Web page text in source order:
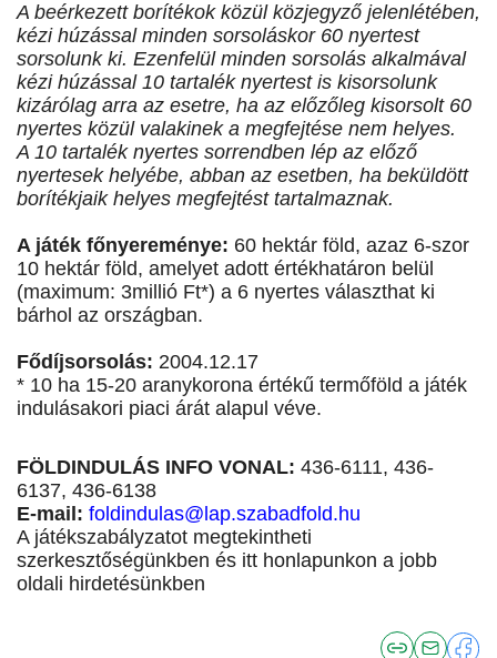
A beérkezett borítékok közül közjegyző jelenlétében,
kézi húzással minden sorsoláskor 60 nyertest
sorsolunk ki. Ezenfelül minden sorsolás alkalmával
kézi húzással 10 tartalék nyertest is kisorsolunk
kizárólag arra az esetre, ha az előzőleg kisorsolt 60
nyertes közül valakinek a megfejtése nem helyes.
A 10 tartalék nyertes sorrendben lép az előző
nyertesek helyébe, abban az esetben, ha beküldött
borítékjaik helyes megfejtést tartalmaznak.
A játék főnyereménye: 60 hektár föld, azaz 6-szor
10 hektár föld, amelyet adott értékhatáron belül
(maximum: 3millió Ft*) a 6 nyertes választhat ki
bárhol az országban.
Fődíjsorsolás: 2004.12.17
* 10 ha 15-20 aranykorona értékű termőföld a játék
indulásakori piaci árát alapul véve.
FÖLDINDULÁS INFO VONAL: 436-6111, 436-
6137, 436-6138
E-mail: foldindulas@lap.szabadfold.hu
A játékszabályzatot megtekintheti
szerkesztőségünkben és itt honlapunkon a jobb
oldali hirdetésünkben